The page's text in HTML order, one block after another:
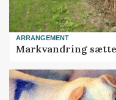
ARRANGEMENT
Markvandring